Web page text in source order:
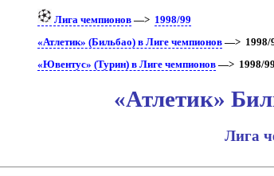
Лига чемпионов —> 1998/99
«Атлетик» (Бильбао) в Лиге чемпионов —> 1998/
«Ювентус» (Турин) в Лиге чемпионов —> 1998/
«Атлетик»
Лига